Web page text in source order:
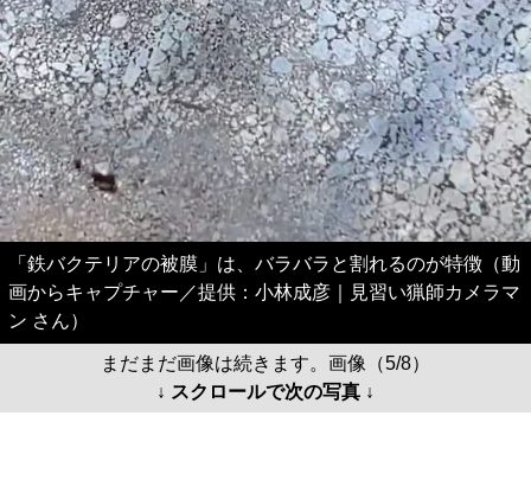
「鉄バクテリアの被膜」は、バラバラと割れるのが特徴（動
画からキャプチャー／提供：小林成彦｜見習い猟師カメラマ
ン さん）
まだまだ画像は続きます。画像（5/8）
↓ スクロールで次の写真 ↓